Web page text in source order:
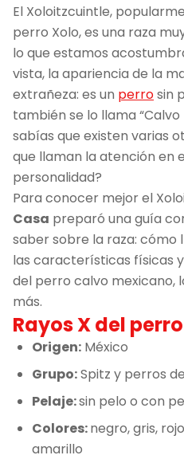
El Xoloitzcuintle,
perro Xolo, es una raza
lo que estamos
vista, la apariencia de la
extrañeza: es un perrosin
también se lo llama “Calvo
sabías que existen varias
que llaman la atención en
personalidad?
Para conocer mejor el
Casa preparó una guía
saber sobre la raza: cómo
las características físicas
del perro calvo mexicano,
más.
Rayos X del
Origen: México
Grupo:Spitz y perros
Pelaje:sin pelo o con
Colores:negro, gris,
amarillo